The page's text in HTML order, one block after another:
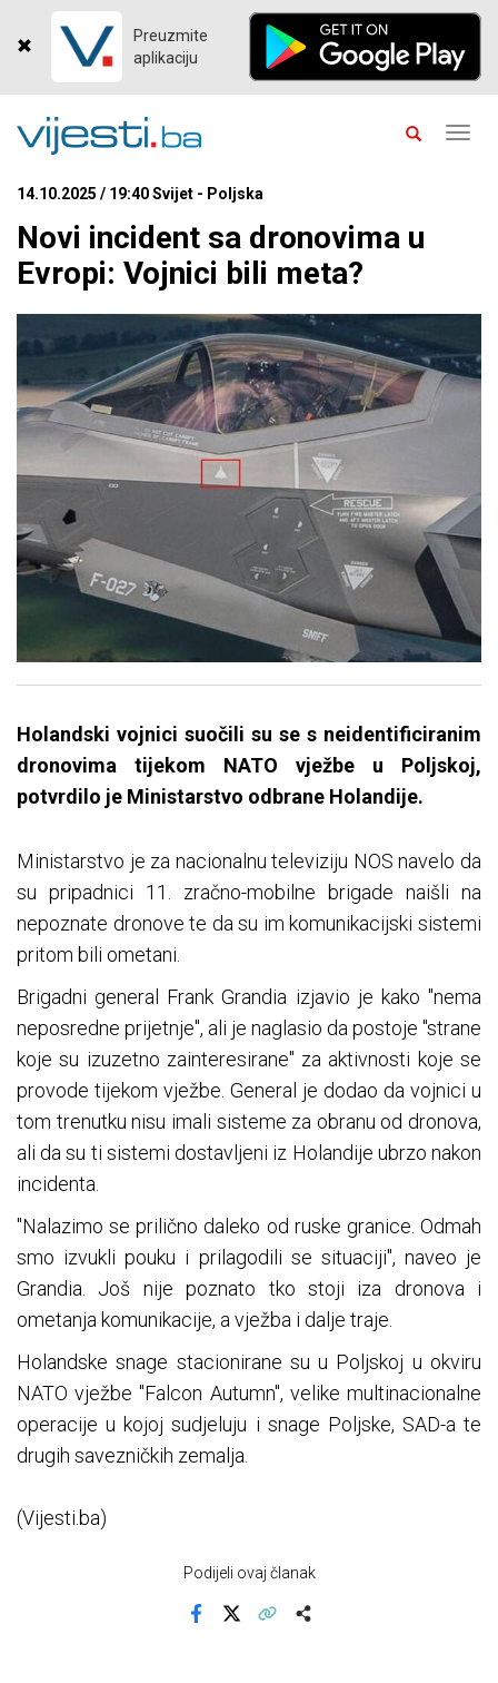
Preuzmite
aplikaciju
14.10.2025 / 19:40 Svijet - Poljska
Novi incident sa dronovima u
Evropi: Vojnici bili meta?
Holandski vojnici suočili su se s neidentificiranim
dronovima tijekom NATO vježbe u Poljskoj,
potvrdilo je Ministarstvo odbrane Holandije.
Ministarstvo je za nacionalnu televiziju NOS navelo da
su pripadnici 11. zračno-mobilne brigade naišli na
nepoznate dronove te da su im komunikacijski sistemi
pritom bili ometani.
Brigadni general Frank Grandia izjavio je kako "nema
neposredne prijetnje", ali je naglasio da postoje "strane
koje su izuzetno zainteresirane" za aktivnosti koje se
provode tijekom vježbe. General je dodao da vojnici u
tom trenutku nisu imali sisteme za obranu od dronova,
ali da su ti sistemi dostavljeni iz Holandije ubrzo nakon
incidenta.
"Nalazimo se prilično daleko od ruske granice. Odmah
smo izvukli pouku i prilagodili se situaciji", naveo je
Grandia. Još nije poznato tko stoji iza dronova i
ometanja komunikacije, a vježba i dalje traje.
Holandske snage stacionirane su u Poljskoj u okviru
NATO vježbe "Falcon Autumn", velike multinacionalne
operacije u kojoj sudjeluju i snage Poljske, SAD-a te
drugih savezničkih zemalja.
(Vijesti.ba)
Podijeli ovaj članak